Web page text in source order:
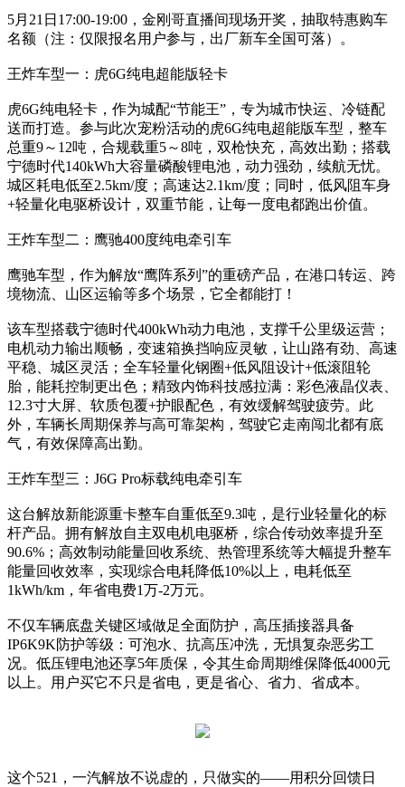
5月21日17:00-19:00，金刚哥直播间现场开奖，抽取特惠购车
名额（注：仅限报名用户参与，出厂新车全国可落）。
王炸车型一：虎6G纯电超能版轻卡
虎6G纯电轻卡，作为城配“节能王”，专为城市快运、冷链配
送而打造。参与此次宠粉活动的虎6G纯电超能版车型，整车
总重9～12吨，合规载重5～8吨，双枪快充，高效出勤；搭载
宁德时代140kWh大容量磷酸锂电池，动力强劲，续航无忧。
城区耗电低至2.5km/度；高速达2.1km/度；同时，低风阻车身
+轻量化电驱桥设计，双重节能，让每一度电都跑出价值。
王炸车型二：鹰驰400度纯电牵引车
鹰驰车型，作为解放“鹰阵系列”的重磅产品，在港口转运、跨
境物流、山区运输等多个场景，它全都能打！
该车型搭载宁德时代400kWh动力电池，支撑千公里级运营；
电机动力输出顺畅，变速箱换挡响应灵敏，让山路有劲、高速
平稳、城区灵活；全车轻量化钢圈+低风阻设计+低滚阻轮
胎，能耗控制更出色；精致内饰科技感拉满：彩色液晶仪表、
12.3寸大屏、软质包覆+护眼配色，有效缓解驾驶疲劳。此
外，车辆长周期保养与高可靠架构，驾驶它走南闯北都有底
气，有效保障高出勤。
王炸车型三：J6G Pro标载纯电牵引车
这台解放新能源重卡整车自重低至9.3吨，是行业轻量化的标
杆产品。拥有解放自主双电机电驱桥，综合传动效率提升至
90.6%；高效制动能量回收系统、热管理系统等大幅提升整车
能量回收效率，实现综合电耗降低10%以上，电耗低至
1kWh/km，年省电费1万-2万元。
不仅车辆底盘关键区域做足全面防护，高压插接器具备
IP6K9K防护等级：可泡水、抗高压冲洗，无惧复杂恶劣工
况。低压锂电池还享5年质保，令其生命周期维保降低4000元
以上。用户买它不只是省电，更是省心、省力、省成本。
这个521，一汽解放不说虚的，只做实的——用积分回馈日